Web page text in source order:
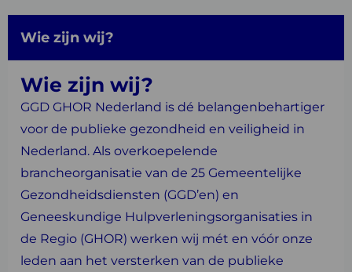
Wie zijn wij?
Wie zijn wij?
GGD GHOR Nederland is dé belangenbehartiger
voor de publieke gezondheid en veiligheid in
Nederland. Als overkoepelende
brancheorganisatie van de 25 Gemeentelijke
Gezondheidsdiensten (GGD’en) en
Geneeskundige Hulpverleningsorganisaties in
de Regio (GHOR) werken wij mét en vóór onze
leden aan het versterken van de publieke